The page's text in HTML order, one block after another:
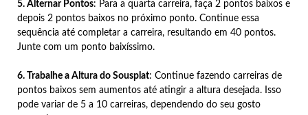
5. Alternar Pontos: Para a quarta carreira, faça 2 pontos baixos e
depois 2 pontos baixos no próximo ponto. Continue essa
sequência até completar a carreira, resultando em 40 pontos.
Junte com um ponto baixíssimo.
6. Trabalhe a Altura do Sousplat: Continue fazendo carreiras de
pontos baixos sem aumentos até atingir a altura desejada. Isso
pode variar de 5 a 10 carreiras, dependendo do seu gosto